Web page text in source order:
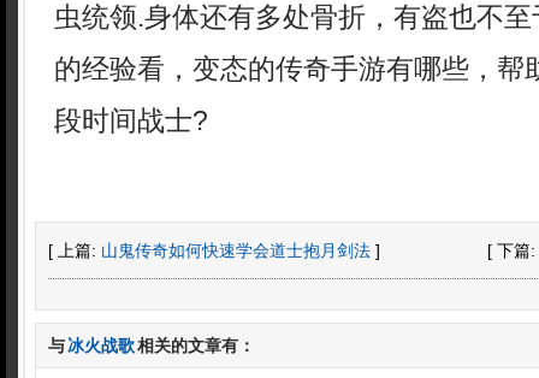
虫统领.身体还有多处骨折，有盗也不
的经验看，变态的传奇手游有哪些，帮
段时间战士?
[ 上篇: 山鬼传奇如何快速学会道士抱月剑法 ] [ 下篇:
与冰火战歌相关的文章有：